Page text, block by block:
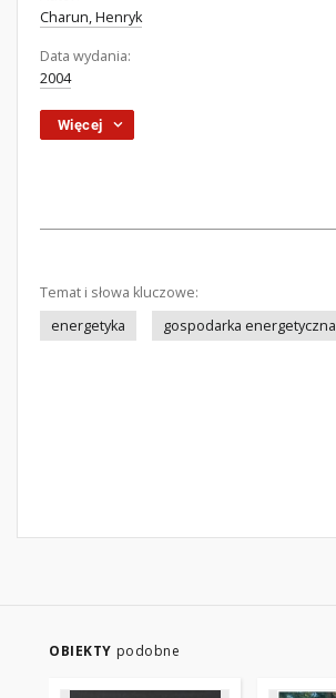
Charun, Henryk
Data wydania:
2004
Więcej
Temat i słowa kluczowe:
energetyka
gospodarka energetyczna
OBIEKTY podobne